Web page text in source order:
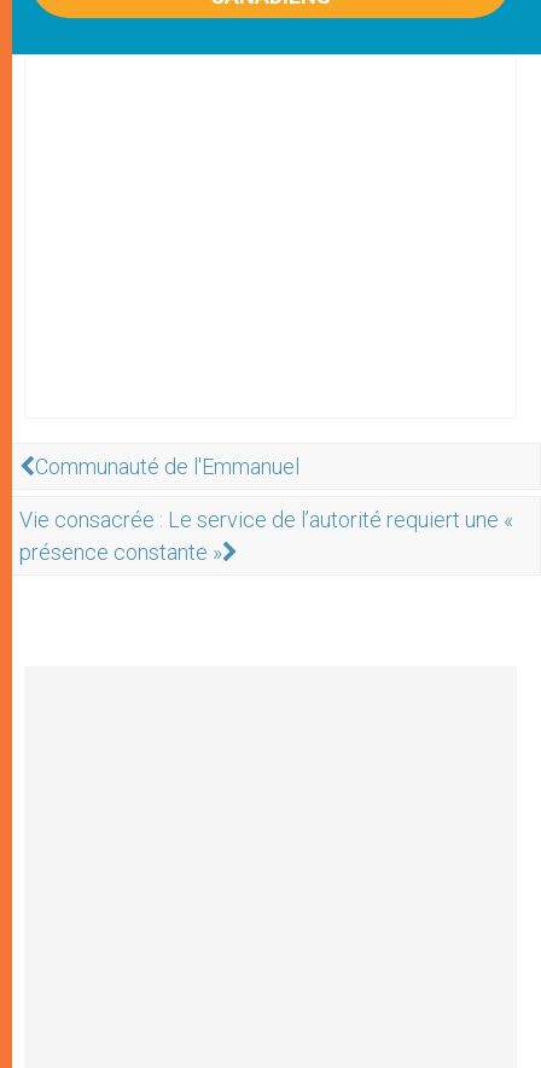
Communauté de l'Emmanuel
Vie consacrée : Le service de l’autorité requiert une «
présence constante »